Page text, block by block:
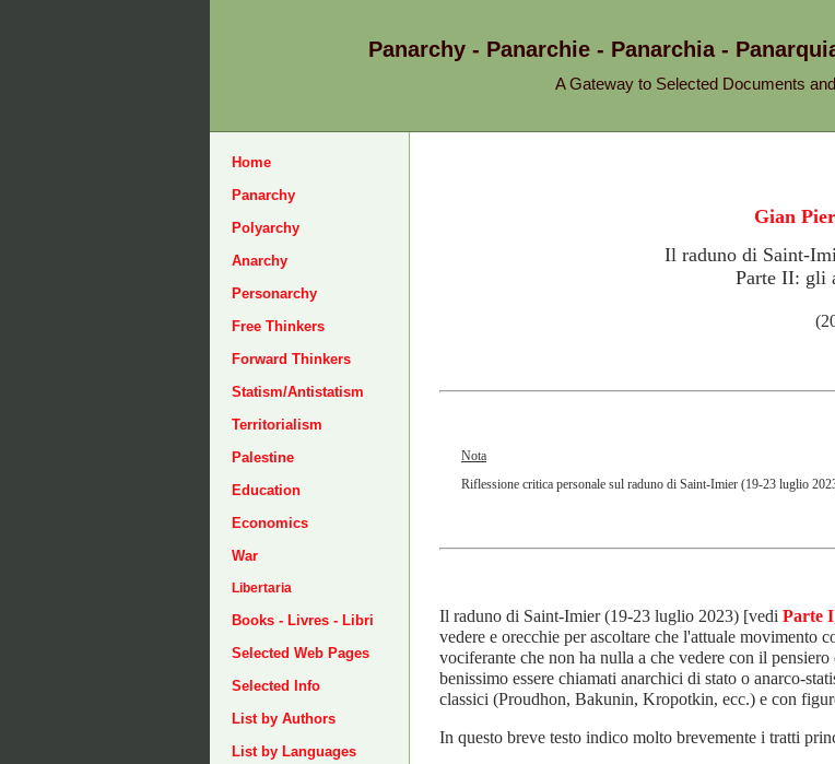
Panarchy - Panarchie - Panarchia -
A Gateway to Selected Documents
Home
Panarchy
Polyarchy
Anarchy
Personarchy
Free Thinkers
Forward Thinkers
Statism/Antistatism
Territorialism
Palestine
Education
Economics
War
Libertaria
Books - Livres - Libri
Selected Web Pages
Selected Info
List by Authors
List by Languages
Gian
Il raduno di Saint-
Parte II: gli
Nota
Riflessione critica personale sul raduno di Saint-Imier (19-23 luglio
Il raduno di Saint-Imier (19-23 luglio 2023) [vedi Parte I
vedere e orecchie per ascoltare che l'attuale movimento
vociferante che non ha nulla a che vedere con il
benissimo essere chiamati anarchici di stato o anarco-
classici (Proudhon, Bakunin, Kropotkin, ecc.) e con
In questo breve testo indico molto brevemente i tratti